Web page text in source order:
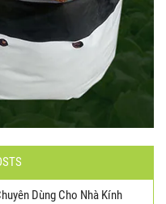
Dùng Cho Nhà Kính